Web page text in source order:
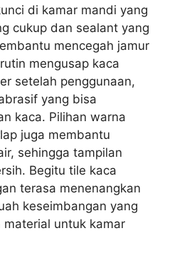
di kamar mandi yang
cukup dan sealant yang
mencegah jamur
mengusap kaca
setelah penggunaan,
yang bisa
kaca. Pilihan warna
juga membantu
sehingga tampilan
Begitu tile kaca
terasa menenangkan
keseimbangan yang
untuk kamar